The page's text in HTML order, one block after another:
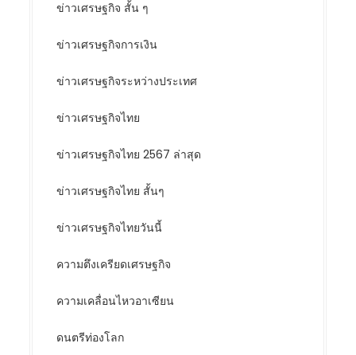
ข่าวเศรษฐกิจ สั้น ๆ
ข่าวเศรษฐกิจการเงิน
ข่าวเศรษฐกิจระหว่างประเทศ
ข่าวเศรษฐกิจไทย
ข่าวเศรษฐกิจไทย 2567 ล่าสุด
ข่าวเศรษฐกิจไทย สั้นๆ
ข่าวเศรษฐกิจไทยวันนี้
ความตึงเครียดเศรษฐกิจ
ความเคลื่อนไหวอาเซียน
ดนตรีท่องโลก